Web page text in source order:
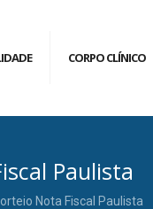
CORPO CLÍNICO
Paulista
Nota Fiscal Paulista